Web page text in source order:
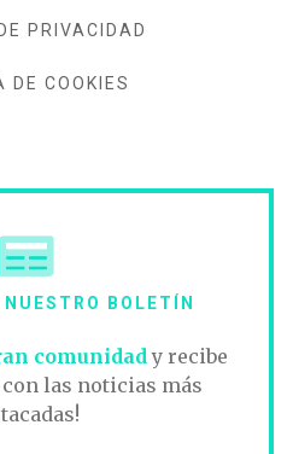
PRIVACIDAD
DE COOKIES
BOLETÍN
comunidady recibe
las noticias más